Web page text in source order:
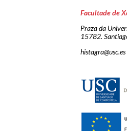
Facultade de
Praza da
15782.
histagra@usc.es